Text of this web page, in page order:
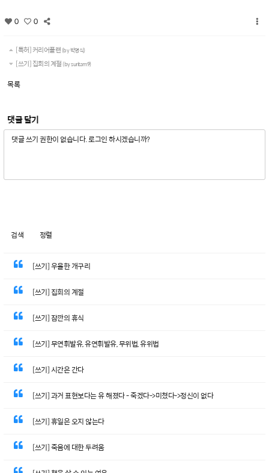
0 0
[특허] 커리어플랜 (by 박영식)
[쓰기] 집회의 계절 (by suritam9)
목록
댓글 달기
검색 정렬
[쓰기] 우울한 개구리
[쓰기] 집회의 계절
[쓰기] 잠깐의 휴식
[쓰기] 무연휘발유, 유연휘발유, 무위법, 유위법
[쓰기] 시간은 간다
[쓰기] 과거 표현보다는 유 해졌다 - 죽겠다->미쳤다->정신이 없다
[쓰기] 휴일은 오지 않는다
[쓰기] 죽음에 대한 두려움